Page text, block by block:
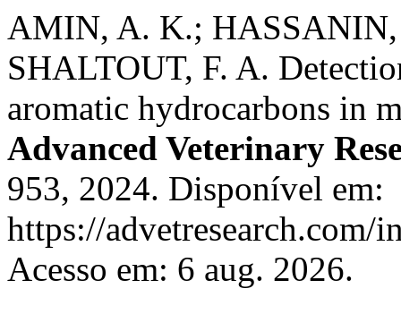
AMIN, A. K.;
SHALTOUT, F. A.
aromatic hydrocarbons in
Advanced Veterinary
953, 2024. Disponível em:
https://
Acesso em: 6 aug. 2026.